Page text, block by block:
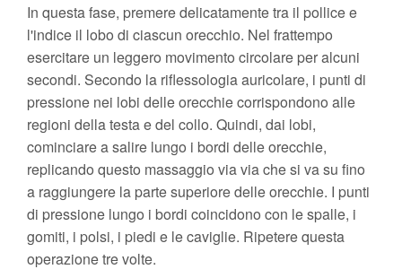
In questa fase, premere delicatamente tra il pollice e
l'indice il lobo di ciascun orecchio. Nel frattempo
esercitare un leggero movimento circolare per alcuni
secondi. Secondo la riflessologia auricolare, i punti di
pressione nei lobi delle orecchie corrispondono alle
regioni della testa e del collo. Quindi, dai lobi,
cominciare a salire lungo i bordi delle orecchie,
replicando questo massaggio via via che si va su fino
a raggiungere la parte superiore delle orecchie. I punti
di pressione lungo i bordi coincidono con le spalle, i
gomiti, i polsi, i piedi e le caviglie. Ripetere questa
operazione tre volte.